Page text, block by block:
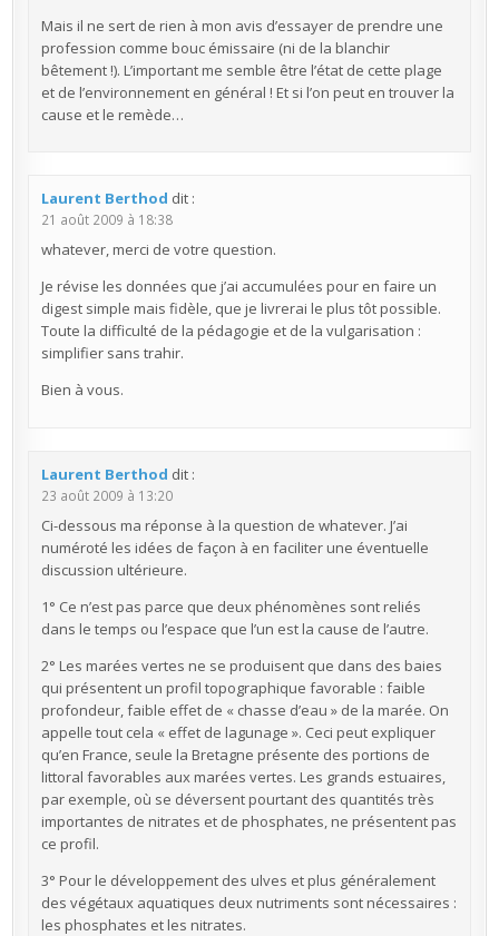
Mais il ne sert de rien à mon avis d’essayer de prendre une
profession comme bouc émissaire (ni de la blanchir
bêtement !). L’important me semble être l’état de cette plage
et de l’environnement en général ! Et si l’on peut en trouver la
cause et le remède…
Laurent Berthod dit :
21 août 2009 à 18:38
whatever, merci de votre question.
Je révise les données que j’ai accumulées pour en faire un
digest simple mais fidèle, que je livrerai le plus tôt possible.
Toute la difficulté de la pédagogie et de la vulgarisation :
simplifier sans trahir.
Bien à vous.
Laurent Berthod dit :
23 août 2009 à 13:20
Ci-dessous ma réponse à la question de whatever. J’ai
numéroté les idées de façon à en faciliter une éventuelle
discussion ultérieure.
1° Ce n’est pas parce que deux phénomènes sont reliés
dans le temps ou l’espace que l’un est la cause de l’autre.
2° Les marées vertes ne se produisent que dans des baies
qui présentent un profil topographique favorable : faible
profondeur, faible effet de « chasse d’eau » de la marée. On
appelle tout cela « effet de lagunage ». Ceci peut expliquer
qu’en France, seule la Bretagne présente des portions de
littoral favorables aux marées vertes. Les grands estuaires,
par exemple, où se déversent pourtant des quantités très
importantes de nitrates et de phosphates, ne présentent pas
ce profil.
3° Pour le développement des ulves et plus généralement
des végétaux aquatiques deux nutriments sont nécessaires :
les phosphates et les nitrates.